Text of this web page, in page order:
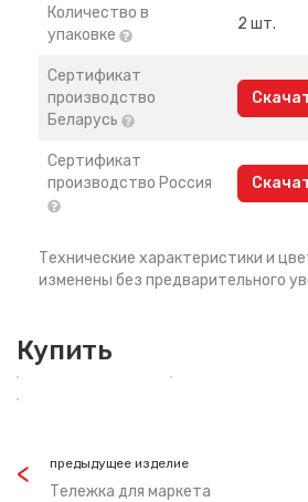
Количество в
упаковке
2 шт.
Сертификат
производство
Беларусь
Сертификат
производство Россия
Технические характеристики и
изменены без предварительного
Купить
предыдущее изделие
Тележка для маркета